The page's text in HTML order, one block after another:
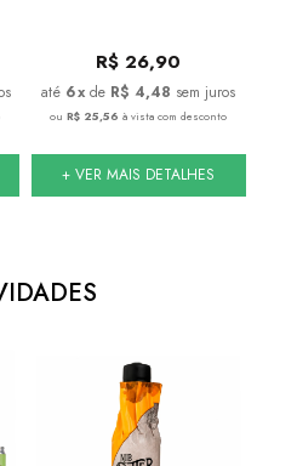
R$ 26,90
6x de R$ 4,48 sem juros
ouR$ 25,56 à vista com desconto
+ VER MAIS DETALHES